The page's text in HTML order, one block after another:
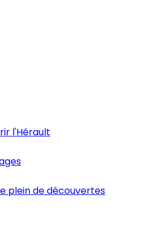
l'Hérault
plein de découvertes